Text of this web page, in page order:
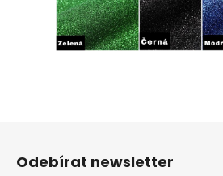
Z
Odebírat newsletter